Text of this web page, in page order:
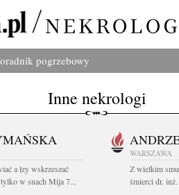
pogrzebowy
Inne nekrologi
a łzy wskrzeszać
tylko w snach Mija 7...
WARSZAWA
Z wielkim
śmierci dr.